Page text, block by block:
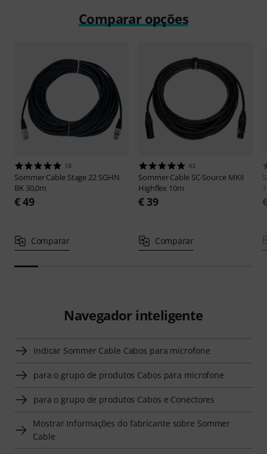
Comparar opções
18
Sommer Cable Stage 22 SGHN
BK 30,0m
€ 49
Comparar
43
Sommer Cable SC-Source MKII
Highflex 10m
€ 39
Comparar
Navegador inteligente
Indicar Sommer Cable Cabos para microfone
para o grupo de produtos Cabos para microfone
para o grupo de produtos Cabos e Conectores
Mostrar Informações do fabricante sobre Sommer
Cable